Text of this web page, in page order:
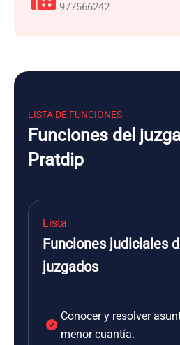
977566242
LISTA DE FUNCIONES
Funciones del
Pratdip
Lista
Funciones judiciales
juzgados
Conocer y resolver
menor cuantía.